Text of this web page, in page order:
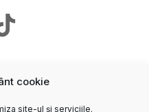
cookie
site-ul și serviciile.